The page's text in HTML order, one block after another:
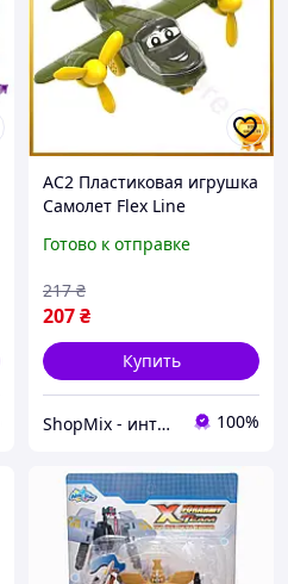
AC2 Пластиковая игрушка
Самолет Flex Line
открывающейся кабиной
Готово к отправке
207₴
217 ₴
Купить
ShopMix - интернет-магазин сумок и аксессуаров 100%